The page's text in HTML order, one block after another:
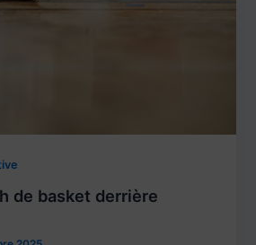
de basket derrière